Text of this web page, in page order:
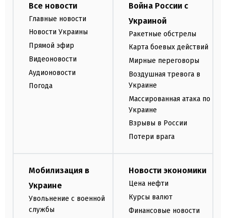
Все новости
Главные новости
Новости Украины
Прямой эфир
Видеоновости
Аудионовости
Погода
Война России с
Украиной
Ракетные обстрелы
Карта боевых действий
Мирные переговоры
Воздушная тревога в
Украине
Массированная атака по
Украине
Взрывы в России
Потери врага
Мобилизация в
Украине
Увольнение с военной
службы
Новости экономики
Цена нефти
Курсы валют
Финансовые новости